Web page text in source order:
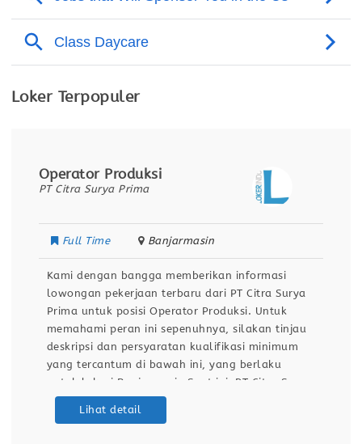
Loker Terpopuler
Operator Produksi
PT Citra Surya Prima
Full Time Banjarmasin
Kami dengan bangga memberikan informasi
lowongan pekerjaan terbaru dari PT Citra Surya
Prima untuk posisi Operator Produksi. Untuk
memahami peran ini sepenuhnya, silakan tinjau
deskripsi dan persyaratan kualifikasi minimum
yang tercantum di bawah ini, yang berlaku
untuk lokasi Banjarmasin.Saat ini, PT Citra Surya
Prima sedang menjalankan program rekrutmen
Lihat detail